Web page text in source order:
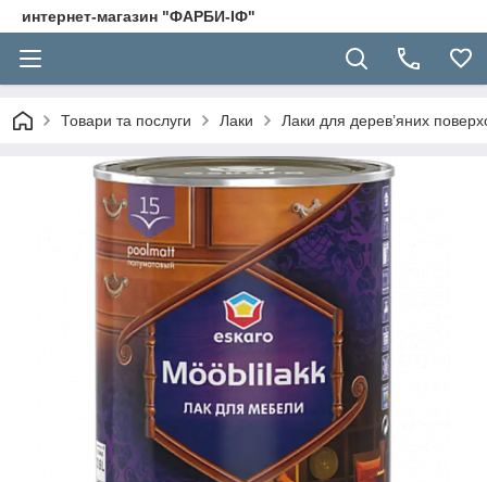
интернет-магазин "ФАРБИ-ІФ"
Товари та послуги Лаки Лаки для дерев’яних